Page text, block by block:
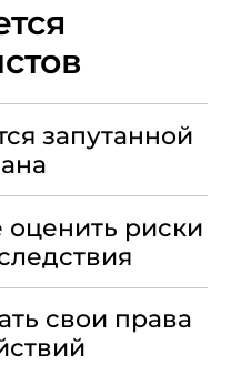
запутанной
риски
свои права